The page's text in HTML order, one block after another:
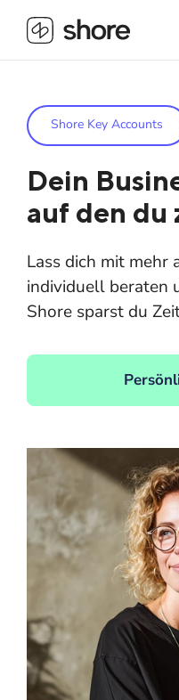
Shore Key Accounts
Dein
auf den du
Lass dich mit mehr
individuell beraten
Shore sparst du